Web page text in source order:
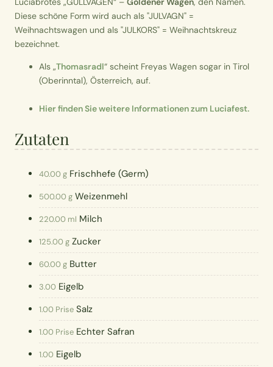
Diese schöne Form wird auch als "JULVAGN" =
Weihnachtswagen und als "JULKORS" = Weihnachtskreuz
bezeichnet.
Als „Thomasradl“ scheint Freyas Wagen sogar in Tirol
(Oberinntal), Österreich, auf.
Hier finden Sie weitere Informationen zum Luciafest.
Zutaten
40.00 g Frischhefe (Germ)
500.00 g Weizenmehl
220.00 ml Milch
125.00 g Zucker
60.00 g Butter
3.00 Eigelb
1.00 Prise Salz
1.00 Prise Echter Safran
1.00 Eigelb